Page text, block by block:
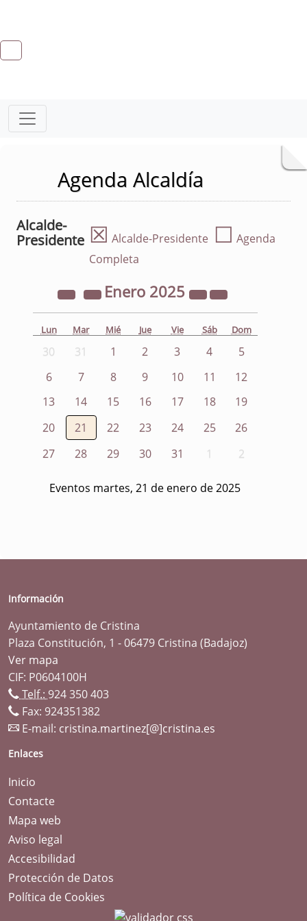
Agenda Alcaldía
Alcalde-
Presidente ☒ Alcalde-Presidente ☐ Agenda
Completa
Enero 2025
Lun Mar Mié Jue Vie Sáb Dom
30 31 1 2 3 4
5
6
7 8 9 10 11
12
13
14 15 16 17 18
19
20
21 22 23 24 25
26
27
28 29 30 31 1 2
Eventos martes, 21 de enero de 2025
Información
Ayuntamiento de Cristina
Plaza Constitución, 1 - 06479 Cristina (Badajoz)
Ver mapa
CIF: P0604100H
Telf.: 924 350 403
Fax: 924351382
E-mail: cristina.martinez[@]cristina.es
Enlaces
Inicio
Contacte
Mapa web
Aviso legal
Accesibilidad
Protección de Datos
Política de Cookies